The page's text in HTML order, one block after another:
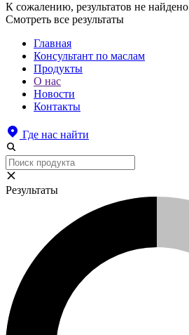
К сожалению, результатов не найдено
Смотреть все результаты
Главная
Консультант по маслам
Продукты
О нас
Новости
Контакты
Где нас найти
Результаты